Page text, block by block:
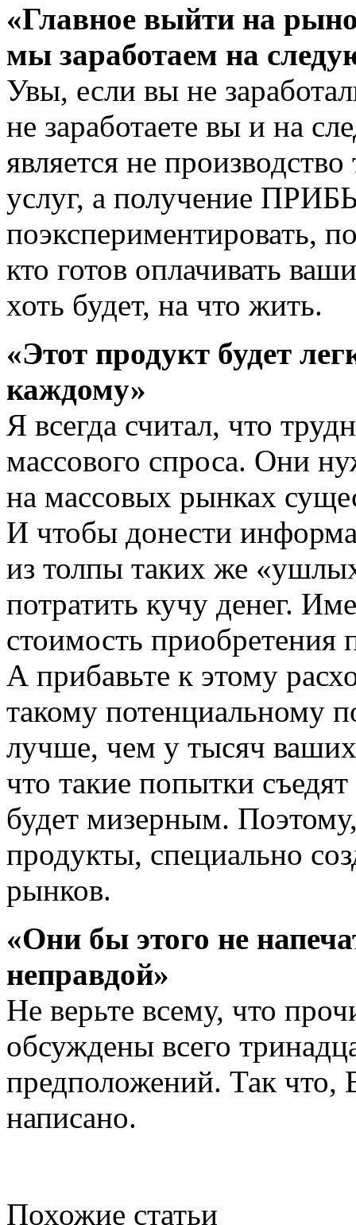
«Главное выйти на
мы заработаем на
Увы, если вы не
не заработаете вы и на
является не
услуг, а получение
поэкспериментировать,
кто готов оплачивать
хоть будет, на что жить.
«Этот продукт будет
каждому»
Я всегда считал, что
массового спроса. Они
на массовых рынках
И чтобы донести
из толпы таких же
потратить кучу денег.
стоимость приобретения
А прибавьте к этому
такому потенциальному
лучше, чем у тысяч
что такие попытки
будет мизерным.
продукты, специально
рынков.
«Они бы этого не
неправдой»
Не верьте всему, что
обсуждены всего
предположений. Так
написано.
Похожие статьи